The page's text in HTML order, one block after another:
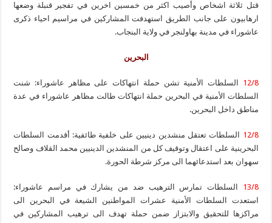
قتل ثلاثة اشخاص وأصيب اكثر من خمسين اخرين في تفجير قنبلة وضعها
ارهابيون على جانب الطريق استهدفت المشاركين في مراسيم احياء ذكرى
عاشوراء في مدينة بهاولنجر في ولاية البنجاب.
البحرين
12/8 السلطات الأمنية تشن حملة انتهاكات على مظاهر عاشوراء: شنت
السلطات الأمنية في البحرين حملة انتهاكات طالت مظاهر عاشوراء في عدة
مناطق داخل البحرين.
12/8 السلطات تعتقل منشدين دينيين على خلفية طائفية: أقدمت السلطات
البحرينية على اعتقال وتوقيف كل من المنشدين الدينيين محمد القلاف وصالح
سهوان بعد استدعائهما الى مركز شرطة الحورة.
13/8 السلطات تمارس الترهيب ضد من يشارك في مراسم عاشوراء:
استعدت السلطات الأمنية عشرات المواطنين الشيعة في البحرين الى
مراكزها للتحقيق والابتزاز ضمن حملة تهدف الى ترهيب المشاركين في